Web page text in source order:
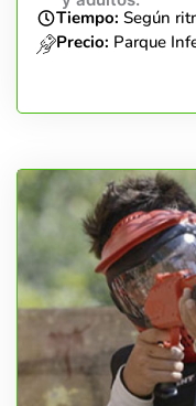
Tiempo: Según
Precio: Parque